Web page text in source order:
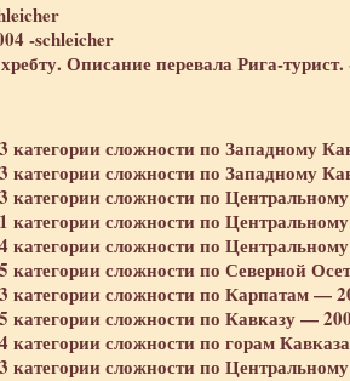
-schleicher
Описание перевала Рига-турист.
категории сложности по Западному
категории сложности по Западному
категории сложности по
категории сложности по
категории сложности по
категории сложности по Северной
категории сложности по Карпатам —
категории сложности по Кавказу —
категории сложности по горам
категории сложности по